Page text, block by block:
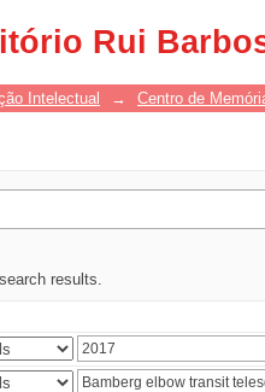
Rui
Intelectual → Centro de
results.